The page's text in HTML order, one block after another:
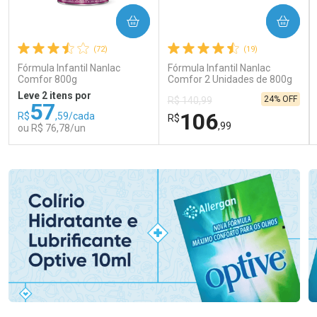
(72)
Fórmula Infantil Nanlac
Comfor 800g
Leve 2 itens por
R$57,59/cada
ou R$ 76,78/un
COMPRAR
(19)
Fórmula Infantil Nanlac
Comfor 2 Unidades de 800g
R$ 140,99
R$106,99
24% OFF
COMPRAR
Laboratório
Por Menos